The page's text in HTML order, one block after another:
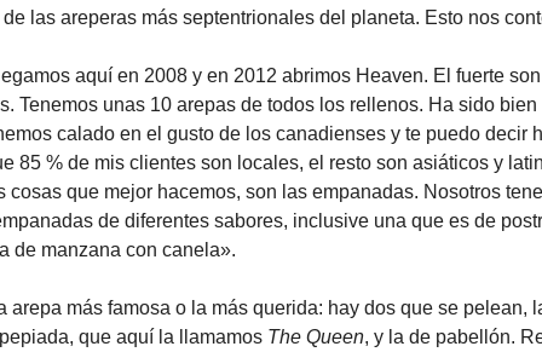
las areperas más septentrionales del planeta. Esto nos
aquí en 2008 y en 2012 abrimos Heaven. El fuerte
Tenemos unas 10 arepas de todos los rellenos. Ha sido bien
calado en el gusto de los canadienses y te puedo decir
85 % de mis clientes son locales, el resto son asiáticos y
cosas que mejor hacemos, son las empanadas. Nosotros
de diferentes sabores, inclusive una que es de
de manzana con canela».
arepa más famosa o la más querida: hay dos que se pelean,
que aquí la llamamos The Queen, y la de pabellón.